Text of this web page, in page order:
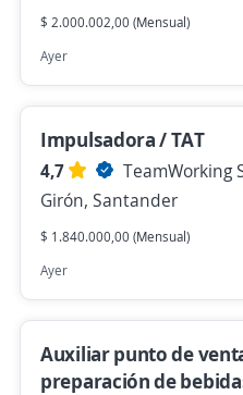
$ 2.000.002,00 (Mensual)
Ayer
Impulsadora / TAT
4,7
TeamWorking
Girón, Santander
$ 1.840.000,00 (Mensual)
Ayer
Auxiliar punto de
preparación de